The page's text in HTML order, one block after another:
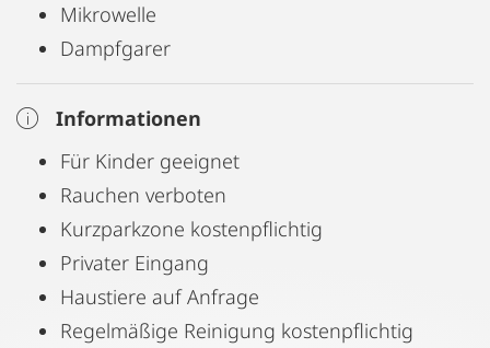
Mikrowelle
Dampfgarer
Informationen
Für Kinder geeignet
Rauchen verboten
Kurzparkzone kostenpflichtig
Privater Eingang
Haustiere auf Anfrage
Regelmäßige Reinigung kostenpflichtig